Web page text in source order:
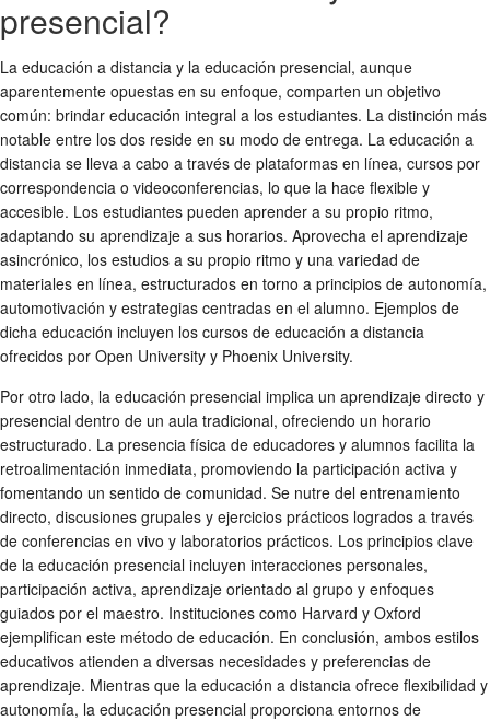
presencial?
La educación a distancia y la educación presencial, aunque
aparentemente opuestas en su enfoque, comparten un objetivo
común: brindar educación integral a los estudiantes. La distinción más
notable entre los dos reside en su modo de entrega. La educación a
distancia se lleva a cabo a través de plataformas en línea, cursos por
correspondencia o videoconferencias, lo que la hace flexible y
accesible. Los estudiantes pueden aprender a su propio ritmo,
adaptando su aprendizaje a sus horarios. Aprovecha el aprendizaje
asincrónico, los estudios a su propio ritmo y una variedad de
materiales en línea, estructurados en torno a principios de autonomía,
automotivación y estrategias centradas en el alumno. Ejemplos de
dicha educación incluyen los cursos de educación a distancia
ofrecidos por Open University y Phoenix University.
Por otro lado, la educación presencial implica un aprendizaje directo y
presencial dentro de un aula tradicional, ofreciendo un horario
estructurado. La presencia física de educadores y alumnos facilita la
retroalimentación inmediata, promoviendo la participación activa y
fomentando un sentido de comunidad. Se nutre del entrenamiento
directo, discusiones grupales y ejercicios prácticos logrados a través
de conferencias en vivo y laboratorios prácticos. Los principios clave
de la educación presencial incluyen interacciones personales,
participación activa, aprendizaje orientado al grupo y enfoques
guiados por el maestro. Instituciones como Harvard y Oxford
ejemplifican este método de educación. En conclusión, ambos estilos
educativos atienden a diversas necesidades y preferencias de
aprendizaje. Mientras que la educación a distancia ofrece flexibilidad y
autonomía, la educación presencial proporciona entornos de